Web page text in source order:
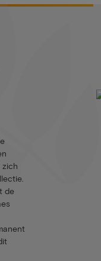
zich
de